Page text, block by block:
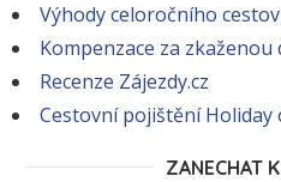
Výhody celoročního
Kompenzace za
Recenze Zájezdy.cz
Cestovní pojištění
ZANECHAT